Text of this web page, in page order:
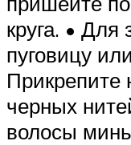
круга. • Для
пуговицу
Прикрепите
черных
волосы